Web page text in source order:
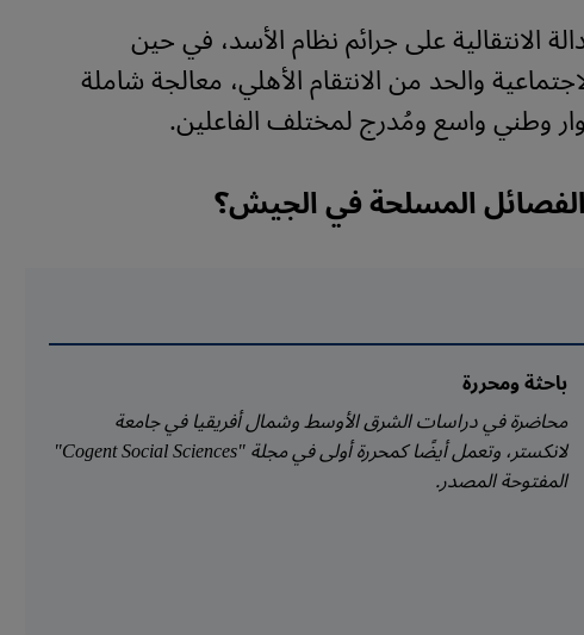
الانتقالية على جرائم نظام الأسد، في حين
والحد من الانتقام الأهلي، معالجة شاملة
وطني واسع ومُدرج لمختلف الفاعلين.
المسلحة في الجيش؟
باحثة ومحررة
محاضرة في دراسات الشرق الأوسط وشمال أفريقيا في جامعة
لانكستر، وتعمل أيضًا كمحررة أولى في مجلة "Cogent Social Sciences"
المفتوحة المصدر.